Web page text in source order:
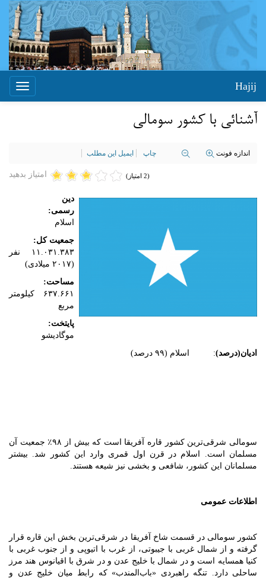
Toggle
Hajij
آشنائی با کشور سومالی
اندازه فونت چاپ ایمیل این مطلب
امتیاز بدهید (2 امتیاز)
دین
رسمی:
اسلام
جمعیت کل:
۱۱.۰۳۱.۳۸۳ نفر
(۲۰۱۷ میلادی)
مساحت:
۶۳۷.۶۶۱ کیلومتر
مربع
پایتخت:
موگادیشو
ادیان(درصد): اسلام (۹۹ درصد)
سومالی شرقی‌ترین کشور قاره آفریقا است که بیش از ۹۸٪ جمعیت آن
مسلمان است. اسلام در قرن اول قمری وارد این کشور شد. بیشتر
مسلمانان این کشور، شافعی و بخشی نیز شیعه هستند.
اطلاعات عمومی
کشور سومالی در قسمت شاخ آفریقا در شرقی‌ترین بخش این قاره قرار
گرفته و از شمال غربی با جیبوتی، از غرب با اتیوپی و از جنوب غربی با
کنیا همسایه است و در شمال با خلیج عدن و در شرق با اقیانوس هند مرز
ساحلی دارد. تنگه راهبردی «باب‏‌المندب» که رابط میان خلیج عدن و